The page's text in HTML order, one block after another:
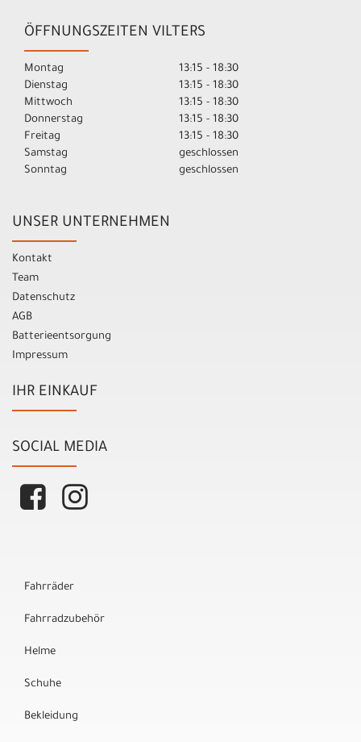
ÖFFNUNGSZEITEN VILTERS
Montag
13:15 - 18:30
Dienstag
13:15 - 18:30
Mittwoch
13:15 - 18:30
Donnerstag
13:15 - 18:30
Freitag
13:15 - 18:30
Samstag
geschlossen
Sonntag
geschlossen
UNSER UNTERNEHMEN
Kontakt
Team
Datenschutz
AGB
Batterieentsorgung
Impressum
IHR EINKAUF
SOCIAL MEDIA
Fahrräder
Fahrradzubehör
Helme
Schuhe
Bekleidung